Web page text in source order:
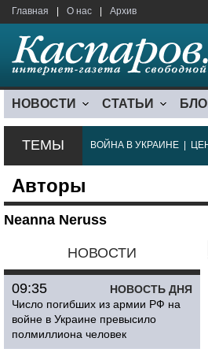
Главная О нас Архив
НОВОСТИ СТАТЬИ
ТЕМЫ ВОЙНА В УКРАИНЕ
Авторы
Neanna Neruss
НОВОСТИ
НОВОСТЬ ДНЯ
09:35
Число погибших из армии РФ на
войне в Украине превысило
полмиллиона человек